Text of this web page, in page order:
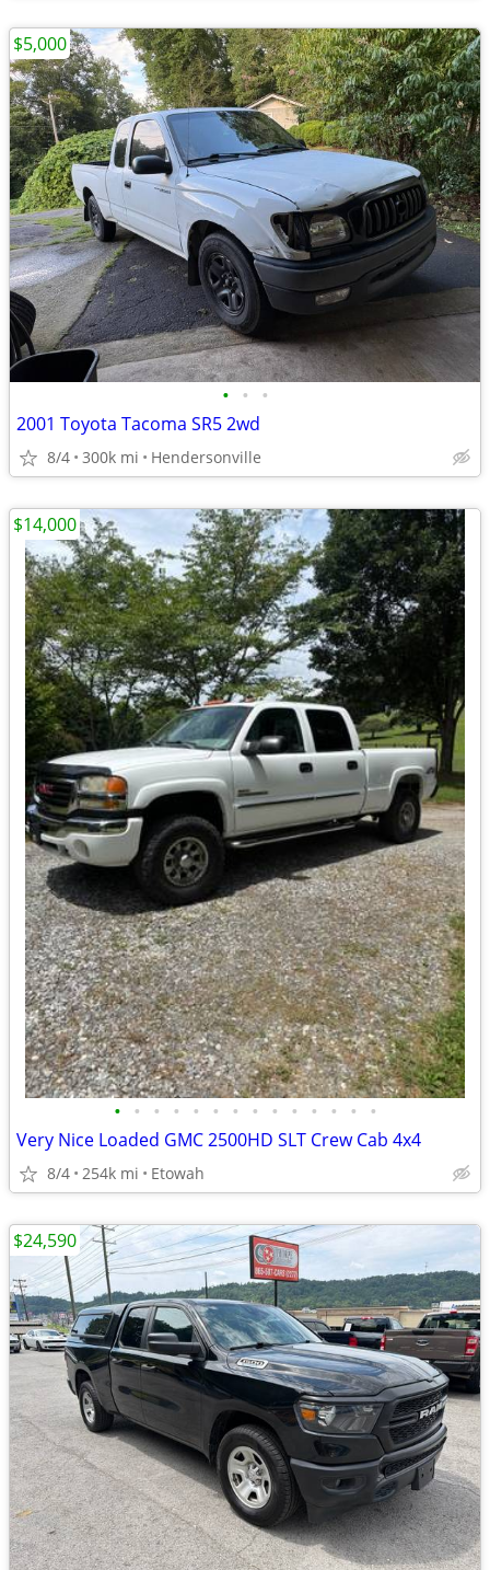
• • •
2001 Toyota Tacoma SR5 2wd
8/4 300k mi Hendersonville
$5,000
• • • • • • • • • • • • • •
Very Nice Loaded GMC 2500HD SLT Crew Cab 4x4
8/4 254k mi Etowah
$14,000
$24,590